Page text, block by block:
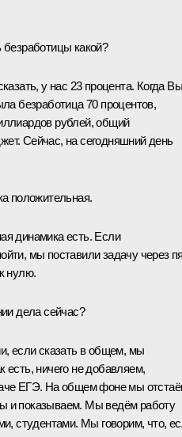
какой?
у нас 23 процента. Когда Вы
безработица 70 процентов,
рублей, общий
Сейчас, на сегодняшний день
положительная.
динамика есть. Если
мы поставили задачу через
нулю.
дела сейчас?
если сказать в общем, мы
есть, ничего не добавляем,
ЕГЭ. На общем фоне мы
и показываем. Мы ведём работу
студентами. Мы говорим, что,